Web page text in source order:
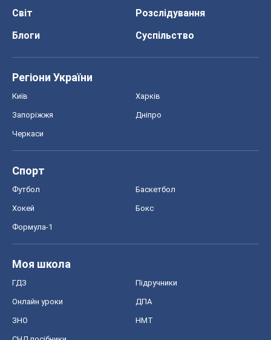
Світ
Розслідування
Блоги
Суспільство
Регіони України
Київ Харків
Запоріжжя Дніпро
Черкаси
Спорт
Футбол Баскетбол
Хокей Бокс
Формула-1
Моя школа
ГДЗ Підручники
Онлайн уроки ДПА
ЗНО НМТ